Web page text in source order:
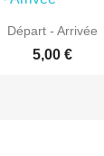
 Aperçu rapide
Départ - Arrivée
5,00 €